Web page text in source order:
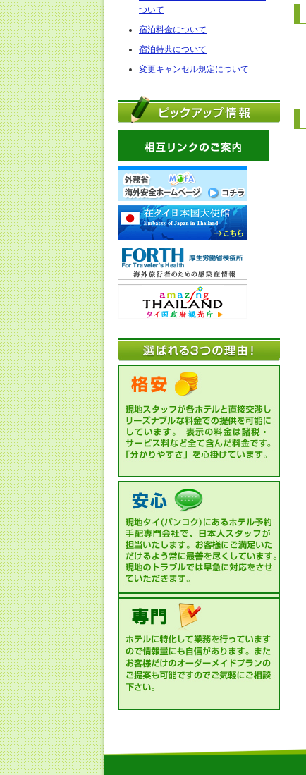
ついて
宿泊料金について
宿泊特典について
変更キャンセル規定について